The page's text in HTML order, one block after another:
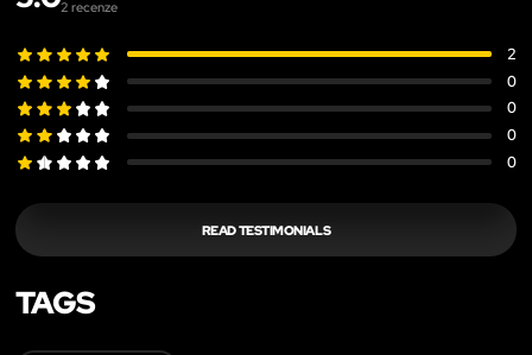
2 recenze
2
0
0
0
0
READ TESTIMONIALS
TAGS